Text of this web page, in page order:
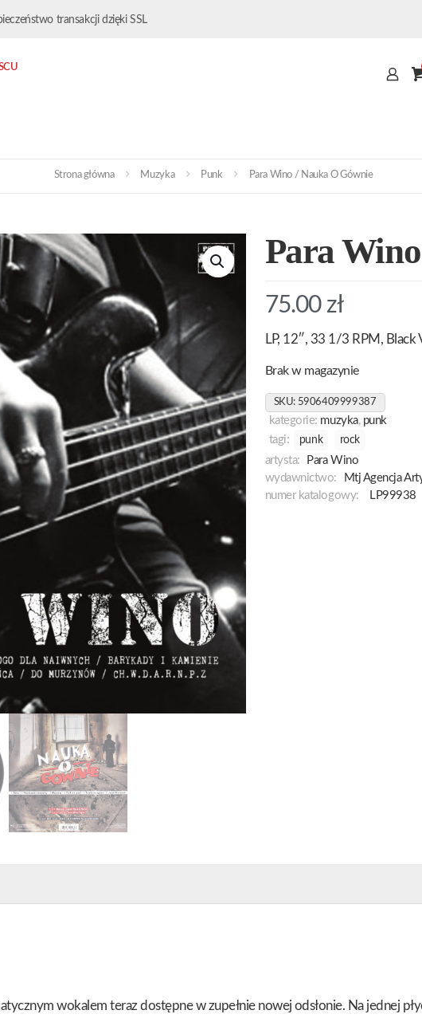
transakcji dzięki SSL
Strona główna Muzyka Punk Para Wino / Nauka O Gównie
Para
75.00 zł
LP, 12″, 33 1/3 RPM, Black
Brak w magazynie
SKU: 5906409999387
kategorie: muzyka, punk
tagi:
punk rock
artysta:
Para Wino
wydawnictwo:
Mtj Agencja
numer katalogowy:
LP99938
wokalem teraz dostępne w zupełnie nowej odsłonie. Na jednej